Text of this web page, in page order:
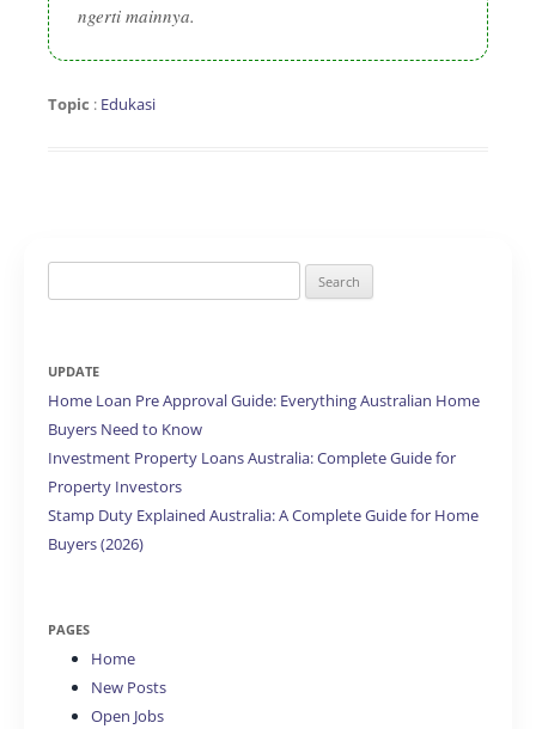
ngerti mainnya.
Topic : Edukasi
for:
UPDATE
Home Loan Pre Approval Guide: Everything Australian Home
Buyers Need to Know
Investment Property Loans Australia: Complete Guide for
Property Investors
Stamp Duty Explained Australia: A Complete Guide for Home
Buyers (2026)
PAGES
Home
New Posts
Open Jobs